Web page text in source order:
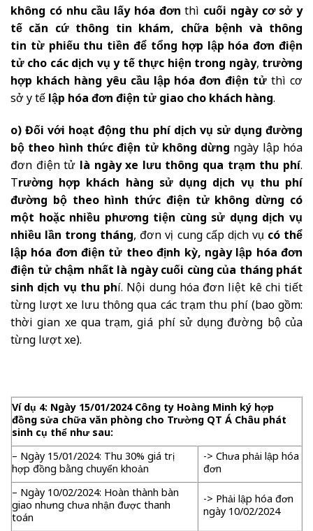
không có nhu cầu lấy hóa đơnthì cuối ngày cơ sở y
tế căn cứ thông tin khám, chữa bệnh và thông
tin từ phiếu thu tiền để tổng hợp lập hóa đơn điện
tử cho các dịch vụ y tế thực hiện trong ngày,trường
hợp khách hàng yêu cầu lập hóa đơn điện tửthì cơ
sở y tếlập hóa đơn điện tử giao cho khách hàng.
o) Đối với hoạt động thu phí dịch vụ sử dụng đường
bộ theo hình thức điện tử không dừng ngày lập hóa
đơn điện tử là ngày xe lưu thông qua trạm thu phí.
Trường hợp khách hàng sử dụng dịch vụ thu phí
đường bộ theo hình thức điện tử không dừng có
một hoặc nhiều phương tiện cùng sử dụng dịch vụ
nhiều lần trong tháng, đơn vị cung cấp dịch vụ có thể
lập hóa đơn điện tử theo định kỳ, ngày lập hóa đơn
điện tử chậm nhất là ngày cuối cùng của tháng phát
sinh dịch vụ thu phí. Nội dung hóa đơn liệt kê chi tiết
từng lượt xe lưu thông qua các trạm thu phí (bao gồm:
thời gian xe qua trạm, giá phí sử dụng đường bộ của
từng lượt xe).
Ví dụ 4: Ngày 15/01/2024 Công ty Hoàng Minh ký hợp
đồng sửa chữa văn phòng cho Trường QT Á Châu phát
sinh cụ thể như sau:
– Ngày 15/01/2024: Thu 30% giá trị
hợp đồng bằng chuyển khoản
-> Chưa phải lập hóa
đơn
– Ngày 10/02/2024: Hoàn thành bàn
giao nhưng chưa nhận được thanh
toán
-> Phải lập hóa đơn
ngày 10/02/2024